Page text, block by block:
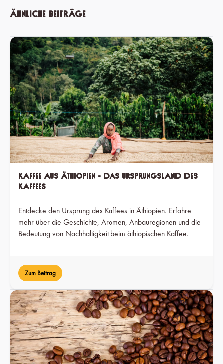
Ähnliche Beiträge
Kaffee aus Äthiopien - Das Ursprungsland des
Kaffees
Entdecke den Ursprung des Kaffees in Äthiopien. Erfahre
mehr über die Geschichte, Aromen, Anbauregionen und die
Bedeutung von Nachhaltigkeit beim äthiopischen Kaffee.
Zum Beitrag